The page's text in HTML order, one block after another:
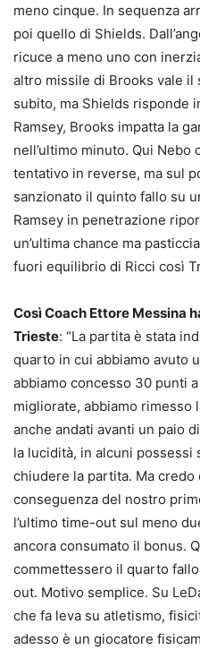
meno cinque. In sequenza
poi quello di Shields.
ricuce a meno uno con
altro missile di Brooks vale il
subito, ma Shields risponde
Ramsey, Brooks impatta la
nell’ultimo minuto. Qui Nebo
tentativo in reverse, ma sul
sanzionato il quinto fallo su
Ramsey in penetrazione
un’ultima chance ma
fuori equilibrio di Ricci così
Così Coach Ettore Messina
Trieste: “La partita è stata
quarto in cui abbiamo avuto
abbiamo concesso 30 punti
migliorate, abbiamo rimesso
anche andati avanti un paio
la lucidità, in alcuni
chiudere la partita. Ma
conseguenza del nostro
l’ultimo time-out sul meno
ancora consumato il bonus.
commettessero il quarto
out. Motivo semplice. Su
che fa leva su atletismo,
adesso è un giocatore